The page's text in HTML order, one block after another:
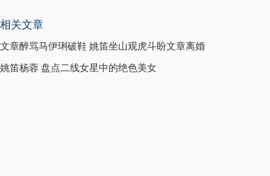
相关文章
文章醉骂马伊琍破鞋 姚笛坐山观虎斗盼文章离婚
姚笛杨蓉 盘点二线女星中的绝色美女